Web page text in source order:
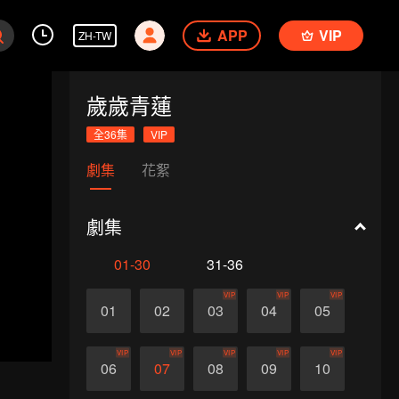
ZH-TW APP VIP
歲歲青蓮
全36集 VIP
劇集 花絮
劇集
01-30 31-36
01 02 03
VIP
04
VIP
05
VIP
06
VIP
07
VIP
08
VIP
09
VIP
10
VIP